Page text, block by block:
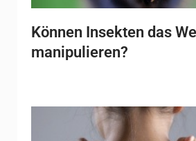
Können Insekten das
manipulieren?